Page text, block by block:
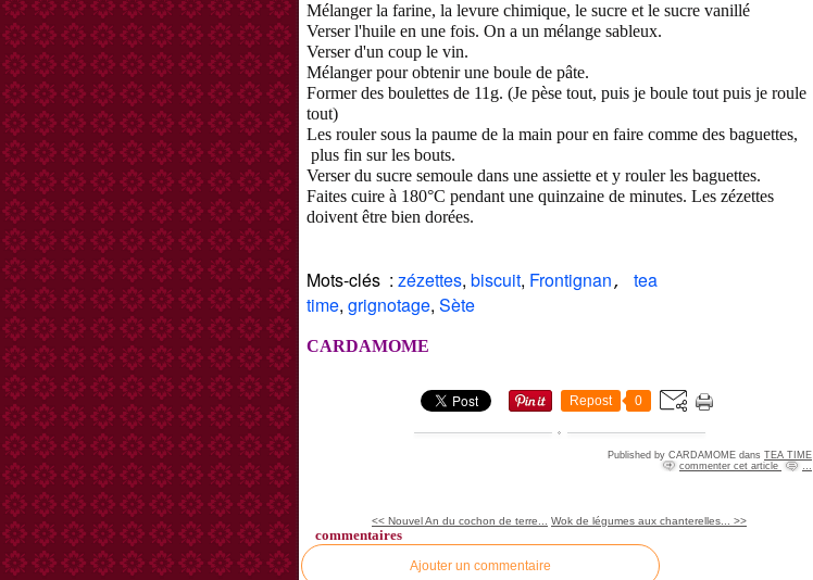
Mélanger la farine, la levure chimique, le sucre et le sucre vanillé
Verser l'huile en une fois. On a un mélange sableux.
Verser d'un coup le vin.
Mélanger pour obtenir une boule de pâte.
Former des boulettes de 11g. (Je pèse tout, puis je boule tout puis je roule
tout)
Les rouler sous la paume de la main pour en faire comme des baguettes,
plus fin sur les bouts.
Verser du sucre semoule dans une assiette et y rouler les baguettes.
Faites cuire à 180°C pendant une quinzaine de minutes. Les zézettes
doivent être bien dorées.
Mots-clés : zézettes, biscuit, Frontignan, tea
time, grignotage, Sète
CARDAMOME
Repost 0
Published by CARDAMOME dans TEA TIME
commenter cet article
…
<< Nouvel An du cochon de terre... Wok de légumes aux chanterelles... >>
commentaires
Ajouter un commentaire